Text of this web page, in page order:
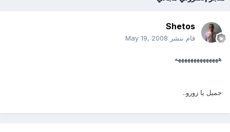
Shetos
قام بنشر May 19, 2008
ههههههههههههههه
جميل يا زورو..